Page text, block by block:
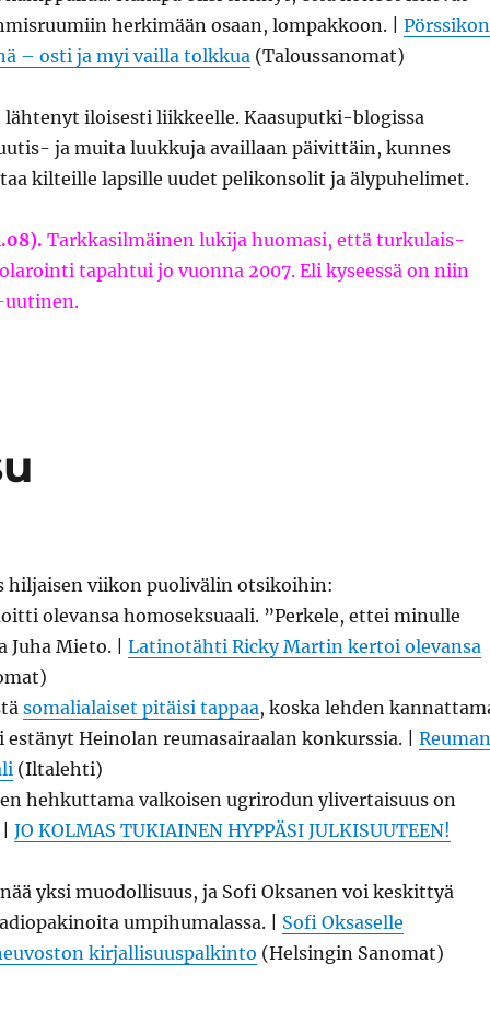
herkimään osaan, lompakkoon. |
– osti ja myi vailla tolkkua(Taloussanomat)
lähtenyt iloisesti liikkeelle. Kaasuputki-blogissa
ja muita luukkuja availlaan päivittäin, kunnes
kilteille lapsille uudet pelikonsolit ja älypuhelimet.
Tarkkasilmäinen lukija huomasi, että turkulais-
tapahtui jo vuonna 2007. Eli kyseessä on niin
hiljaisen viikon puolivälin otsikoihin:
olevansa homoseksuaali. ”Perkele, ettei minulle
Mieto. | Latinotähti Ricky Martin kertoi olevansa
somalialaiset pitäisi tappaa, koska lehden
Heinolan reumasairaalan konkurssia. | Reuman
(Iltalehti)
hehkuttama valkoisen ugrirodun ylivertaisuus on
JO KOLMAS TUKIAINEN HYPPÄSI JULKISUUTEEN!
yksi muodollisuus, ja Sofi Oksanen voi keskittyä
umpihumalassa. | Sofi Oksaselle
kirjallisuuspalkinto (Helsingin Sanomat)